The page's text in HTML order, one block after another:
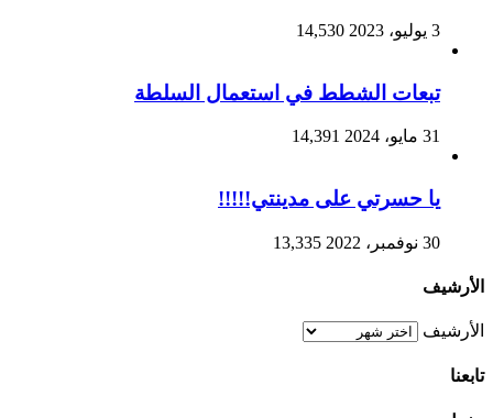
3 يوليو، 2023 14,530
تبعات الشطط في استعمال السلطة
31 مايو، 2024 14,391
يا حسرتي على مدينتي!!!!!
30 نوفمبر، 2022 13,335
الأرشيف
الأرشيف
تابعنا